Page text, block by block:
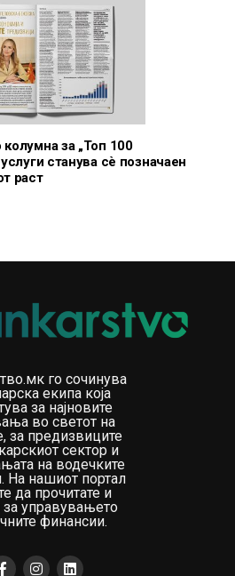
за „Топ 100
станува сѐ позначаен
раст
го сочинува
екипа која
за најновите
во светот на
за предизвиците
сектор и
на водечките
На нашиот портал
да прочитате и
за управувањето
финансии.